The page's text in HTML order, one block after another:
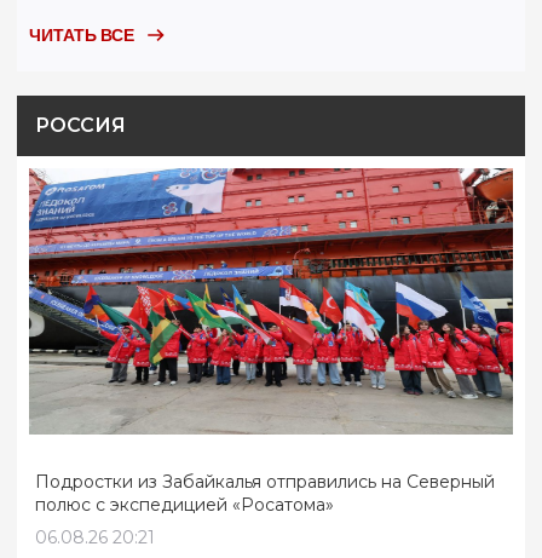
ЧИТАТЬ ВСЕ
РОССИЯ
Подростки из Забайкалья отправились на Северный
полюс с экспедицией «Росатома»
06.08.26 20:21